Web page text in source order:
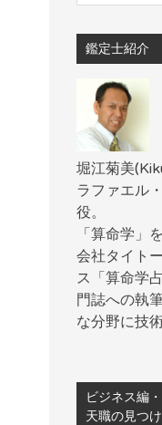
鑑定士紹介
堀江菊美
ラファエル
役。
「算命学」
会社タイト
ス「算命学
門誌への執
な分野に技
ビジネス編
天職の見つ